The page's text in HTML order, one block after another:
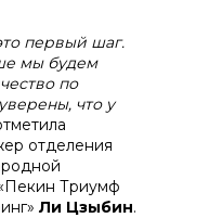
первый шаг.
мы будем
по
что у
отделения
Триумф
Ли Цзыбин.